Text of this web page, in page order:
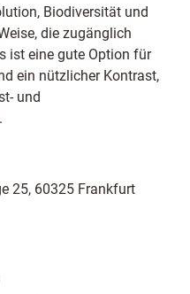
Biodiversität und
die zugänglich
ist eine gute Option für
ein nützlicher Kontrast,
und
25, 60325 Frankfurt